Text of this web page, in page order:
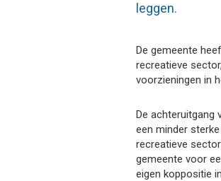
leggen.
De gemeente
recreatieve
voorzieningen in
De achteruitgang
een minder
recreatieve
gemeente voor
eigen koppositie